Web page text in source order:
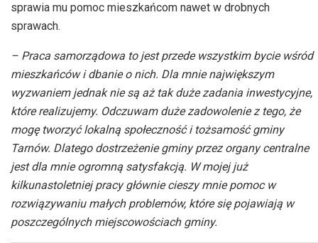
sprawia mu pomoc mieszkańcom nawet w drobnych
sprawach.
– Praca samorządowa to jest przede wszystkim bycie wśród
mieszkańców i dbanie o nich. Dla mnie największym
wyzwaniem jednak nie są aż tak duże zadania inwestycyjne,
które realizujemy. Odczuwam duże zadowolenie z tego, że
mogę tworzyć lokalną społeczność i tożsamość gminy
Tarnów. Dlatego dostrzeżenie gminy przez organy centralne
jest dla mnie ogromną satysfakcją. W mojej już
kilkunastoletniej pracy głównie cieszy mnie pomoc w
rozwiązywaniu małych problemów, które się pojawiają w
poszczególnych miejscowościach gminy.